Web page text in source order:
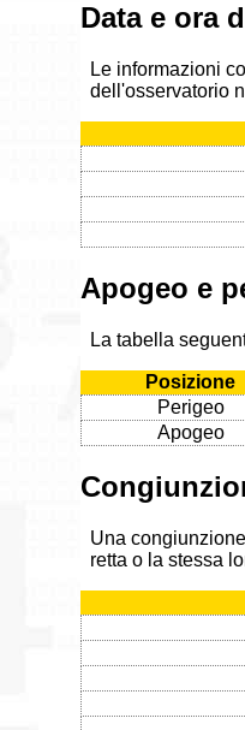
Data e ora
Le informazioni
dell'osservatorio
Apogeo e
La tabella
Posizione
Perigeo
Apogeo
Una
retta o la stessa